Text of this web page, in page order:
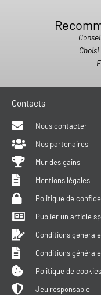
Contacts
Nous contacter
Nos partenaires
Mur des gains
Mentions légales
Politique de
Publier un article
Conditions
Conditions
Politique de cookies
Jeu responsable